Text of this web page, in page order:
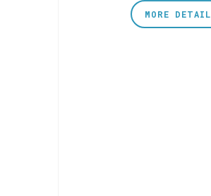
MORE DETAIL